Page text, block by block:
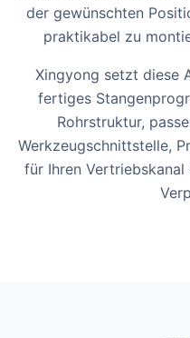
der gewünschten
praktikabel zu
Xingyong setzt diese
fertiges
Rohrstruktur,
Werkzeugschnittstelle,
für Ihren